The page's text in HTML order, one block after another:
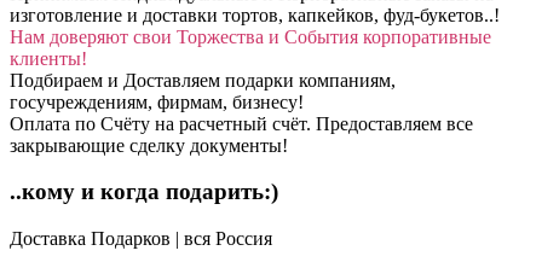
изготовление и доставки тортов, капкейков, фуд-букетов..!
Нам доверяют свои Торжества и События корпоративные
клиенты!
Подбираем и Доставляем подарки компаниям,
госучреждениям, фирмам, бизнесу!
Оплата по Счёту на расчетный счёт. Предоставляем все
закрывающие сделку документы!
..кому и когда подарить:)
Доставка Подарков | вся Россия